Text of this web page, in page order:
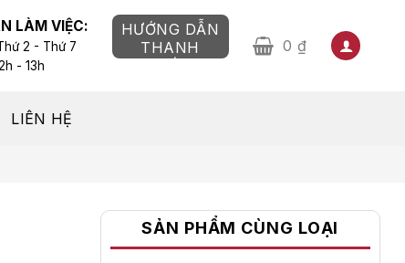
LÀM VIỆC:
2 - Thứ 7
- 13h
HƯỚNG DẪN
THANH
0 ₫
LIÊN HỆ
SẢN PHẨM CÙNG LOẠI